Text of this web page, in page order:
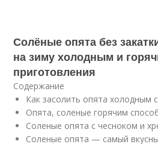
Солёные опята без
на зиму холодным и
приготовления
Содержание
Как засолить опята холодным
Опята, соленые горячим
Соленые опята с чесноком и
Соленые опята — самый